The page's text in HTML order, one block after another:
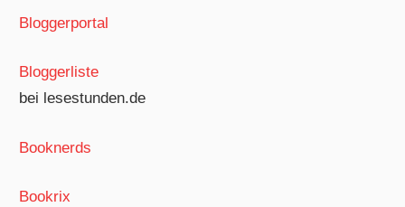
Bloggerportal
Bloggerliste
bei lesestunden.de
Booknerds
Bookrix